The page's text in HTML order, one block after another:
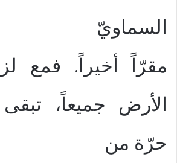
السماويّ
مقرّاً أخيراً. فمع
الأرض جميعاً،
حرّة من